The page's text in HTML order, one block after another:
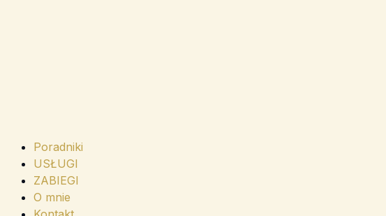
Poradniki
USŁUGI
ZABIEGI
O mnie